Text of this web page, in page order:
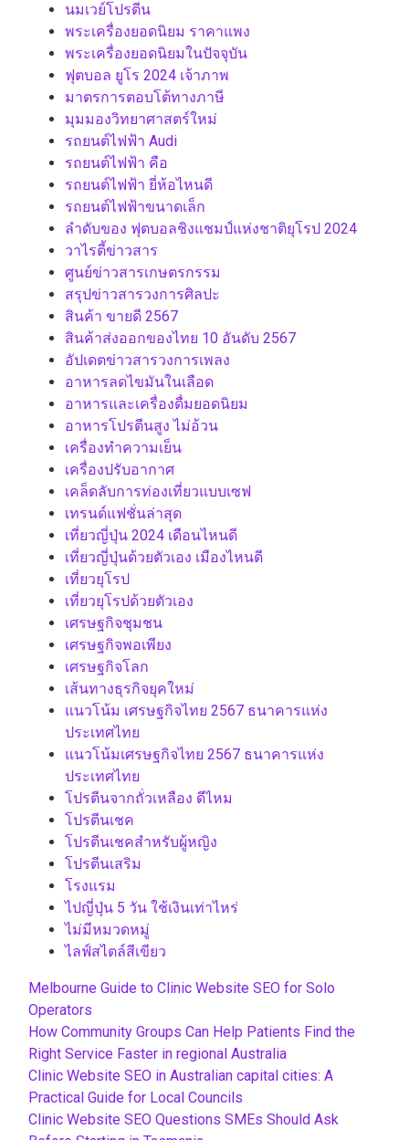
นมเวย์โปรตีน
พระเครื่องยอดนิยม ราคาแพง
พระเครื่องยอดนิยมในปัจจุบัน
ฟุตบอล ยูโร 2024 เจ้าภาพ
มาตรการตอบโต้ทางภาษี
มุมมองวิทยาศาสตร์ใหม่
รถยนต์ไฟฟ้า Audi
รถยนต์ไฟฟ้า คือ
รถยนต์ไฟฟ้า ยี่ห้อไหนดี
รถยนต์ไฟฟ้าขนาดเล็ก
ลำดับของ ฟุตบอลชิงแชมป์แห่งชาติยุโรป 2024
วาไรตี้ข่าวสาร
ศูนย์ข่าวสารเกษตรกรรม
สรุปข่าวสารวงการศิลปะ
สินค้า ขายดี 2567
สินค้าส่งออกของไทย 10 อันดับ 2567
อัปเดตข่าวสารวงการเพลง
อาหารลดไขมันในเลือด
อาหารและเครื่องดื่มยอดนิยม
อาหารโปรตีนสูง ไม่อ้วน
เครื่องทำความเย็น
เครื่องปรับอากาศ
เคล็ดลับการท่องเที่ยวแบบเซฟ
เทรนด์แฟชั่นล่าสุด
เที่ยวญี่ปุ่น 2024 เดือนไหนดี
เที่ยวญี่ปุ่นด้วยตัวเอง เมืองไหนดี
เที่ยวยุโรป
เที่ยวยุโรปด้วยตัวเอง
เศรษฐกิจชุมชน
เศรษฐกิจพอเพียง
เศรษฐกิจโลก
เส้นทางธุรกิจยุคใหม่
แนวโน้ม เศรษฐกิจไทย 2567 ธนาคารแห่ง
ประเทศไทย
แนวโน้มเศรษฐกิจไทย 2567 ธนาคารแห่ง
ประเทศไทย
โปรตีนจากถั่วเหลือง ดีไหม
โปรตีนเชค
โปรตีนเชคสำหรับผู้หญิง
โปรตีนเสริม
โรงแรม
ไปญี่ปุ่น 5 วัน ใช้เงินเท่าไหร่
ไม่มีหมวดหมู่
ไลฟ์สไตล์สีเขียว
Melbourne Guide to Clinic Website SEO for Solo
Operators
How Community Groups Can Help Patients Find the
Right Service Faster in regional Australia
Clinic Website SEO in Australian capital cities: A
Practical Guide for Local Councils
Clinic Website SEO Questions SMEs Should Ask